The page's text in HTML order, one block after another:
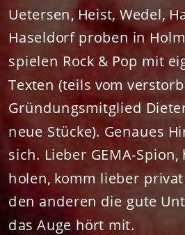
Uetersen, Heist, Wedel,
Haseldorf proben in
spielen Rock & Pop mit
­Texten (teils vom
Gründungsmitglied
neue Stücke). Genaues
sich. ­Lieber GEMA-
holen, komm lieber
den anderen die gute
das Auge hört mit.